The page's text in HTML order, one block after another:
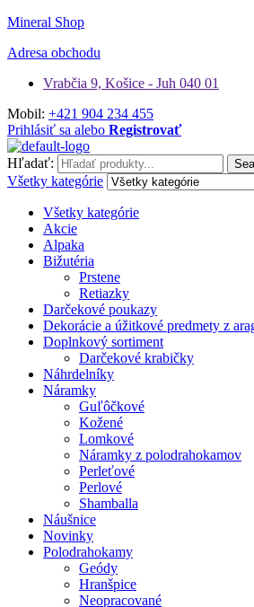
Mineral Shop
Adresa obchodu
Vrabčia 9, Košice - Juh 040 01
Mobil: +421 904 234 455
Prihlásiť sa alebo Registrovať
Hľadať:
Všetky kategórie
Všetky kategórie
Akcie
Alpaka
Bižutéria
Prstene
Retiazky
Darčekové poukazy
Dekorácie a úžitkové predmety z
Doplnkový sortiment
Darčekové krabičky
Náhrdelníky
Náramky
Guľôčkové
Kožené
Lomkové
Náramky z polodrahokamov
Perleťové
Perlové
Shamballa
Náušnice
Novinky
Polodrahokamy
Geódy
Hranšpice
Neopracované